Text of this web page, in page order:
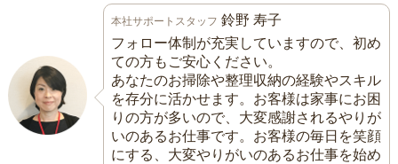
本社サポートスタッフ 鈴野 寿子
フォロー体制が充実していますので、初め
ての方もご安心ください。
あなたのお掃除や整理収納の経験やスキル
を存分に活かせます。お客様は家事にお困
りの方が多いので、大変感謝されるやりが
いのあるお仕事です。お客様の毎日を笑顔
にする、大変やりがいのあるお仕事を始め